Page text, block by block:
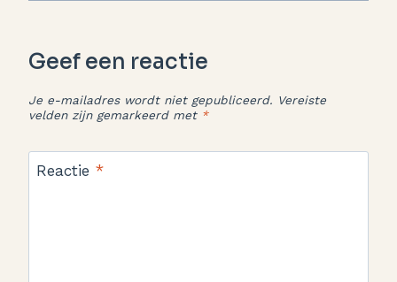
Geef een reactie
Je e-mailadres wordt niet gepubliceerd. Vereiste
velden zijn gemarkeerd met *
Reactie *